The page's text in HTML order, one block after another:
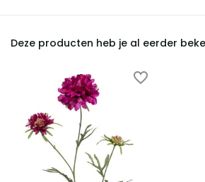
Deze producten heb je al eerder